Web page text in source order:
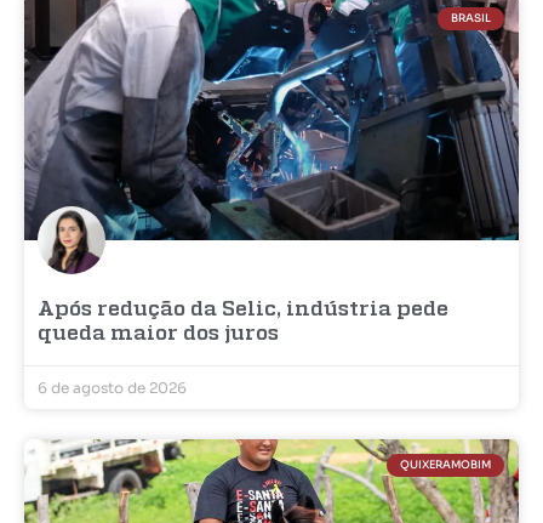
BRASIL
Após redução da Selic, indústria pede
queda maior dos juros
6 de agosto de 2026
QUIXERAMOBIM